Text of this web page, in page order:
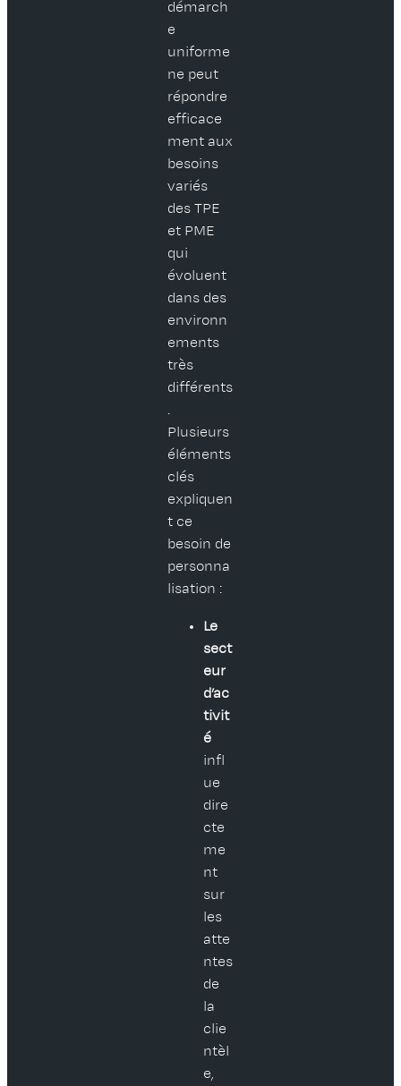
démarch
e
uniforme
ne peut
répondre
efficace
ment aux
besoins
variés
des TPE
et PME
qui
évoluent
dans des
environn
ements
très
différents
.
Plusieurs
éléments
clés
expliquen
t ce
besoin de
personna
lisation :
Le
sect
eur
d’ac
tivit
é
infl
ue
dire
cte
me
nt
sur
les
atte
ntes
de
la
clie
ntèl
e,